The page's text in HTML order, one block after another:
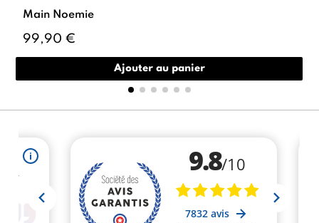
Main Noemie
99,90 €
Ajouter au panier